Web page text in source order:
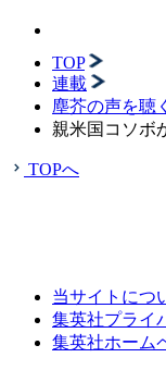
TOP
連載
塵芥の声を聴
親米国コソボ
TOPへ
当サイトにつ
集英社プライ
集英社ホーム